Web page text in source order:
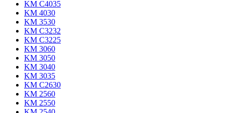
KM C4035
KM 4030
KM 3530
KM C3232
KM C3225
KM 3060
KM 3050
KM 3040
KM 3035
KM C2630
KM 2560
KM 2550